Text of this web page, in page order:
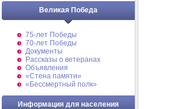
Великая Победа
75-лет Победы
70-лет Победы
Документы
Рассказы о ветеранах
Объявления
«Стена памяти»
«Бессмертный полк»
Информация для населения